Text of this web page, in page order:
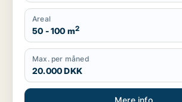
Areal
50 - 100 m2
Max. per måned
20.000 DKK
Mere info